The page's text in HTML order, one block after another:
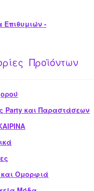
Επιθυμιών -
Προϊόντων
Party και Παραστάσεων
Ομορφιά